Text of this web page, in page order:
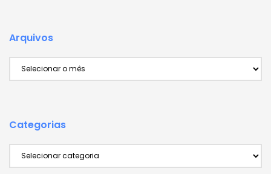
Arquivos
Categorias